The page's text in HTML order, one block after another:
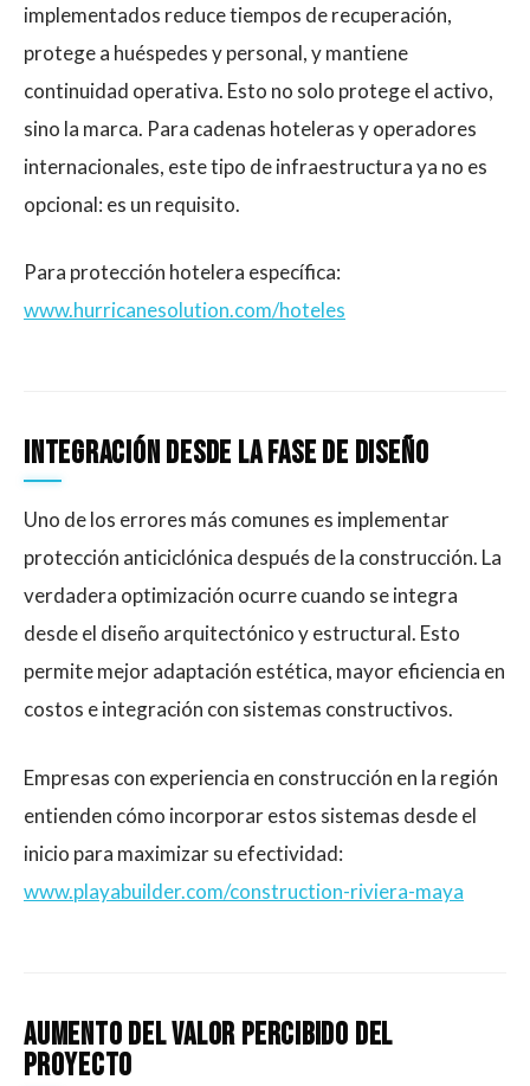
implementados reduce tiempos de recuperación,
protege a huéspedes y personal, y mantiene
continuidad operativa. Esto no solo protege el activo,
sino la marca. Para cadenas hoteleras y operadores
internacionales, este tipo de infraestructura ya no es
opcional: es un requisito.
Para protección hotelera específica:
www.hurricanesolution.com/hoteles
Integración desde la fase de diseño
Uno de los errores más comunes es implementar
protección anticiclónica después de la construcción. La
verdadera optimización ocurre cuando se integra
desde el diseño arquitectónico y estructural. Esto
permite mejor adaptación estética, mayor eficiencia en
costos e integración con sistemas constructivos.
Empresas con experiencia en construcción en la región
entienden cómo incorporar estos sistemas desde el
inicio para maximizar su efectividad:
www.playabuilder.com/construction-riviera-maya
Aumento del valor percibido del
proyecto